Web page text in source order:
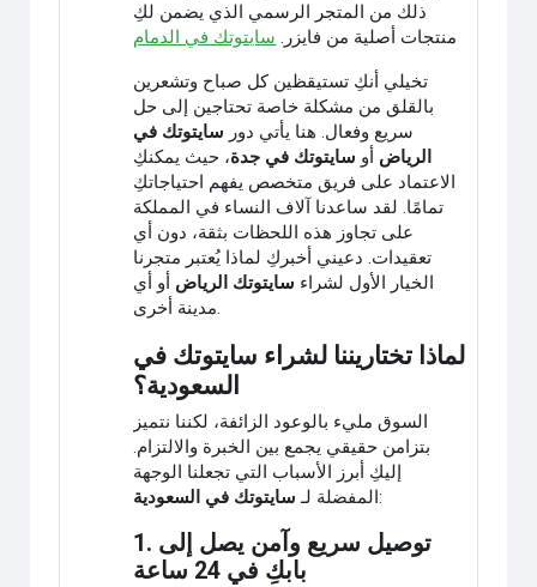
ذلك من المتجر الرسمي الذي يضمن لكِ
منتجات أصلية من فايزر. سايتوتك في الدمام
تخيلي أنكِ تستيقظين كل صباح وتشعرين
بالقلق من مشكلة خاصة تحتاجين إلى حل
سريع وفعال. هنا يأتي دور سايتوتك في
الرياض أو سايتوتك في جدة، حيث يمكنكِ
الاعتماد على فريق متخصص يفهم احتياجاتكِ
تمامًا. لقد ساعدنا آلاف النساء في المملكة
على تجاوز هذه اللحظات بثقة، دون أي
تعقيدات. دعيني أخبركِ لماذا يُعتبر متجرنا
الخيار الأول لشراء سايتوتك الرياض أو أي
مدينة أخرى.
لماذا تختاريننا لشراء سايتوتك في
السعودية؟
السوق مليء بالوعود الزائفة، لكننا نتميز
بتزامن حقيقي يجمع بين الخبرة والالتزام.
إليكِ أبرز الأسباب التي تجعلنا الوجهة
المفضلة لـ سايتوتك في السعودية :
1. توصيل سريع وآمن يصل إلى
بابكِ في 24 ساعة